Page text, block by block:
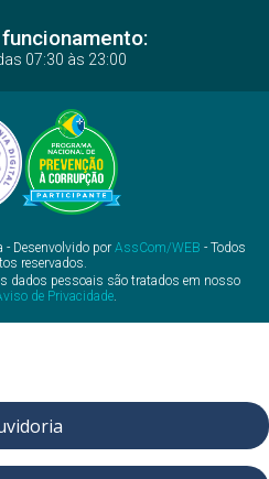
07:30 às 23:00
Desenvolvido por AssCom/WEB - Todos
reservados.
dados pessoais são tratados em nosso
de Privacidade.